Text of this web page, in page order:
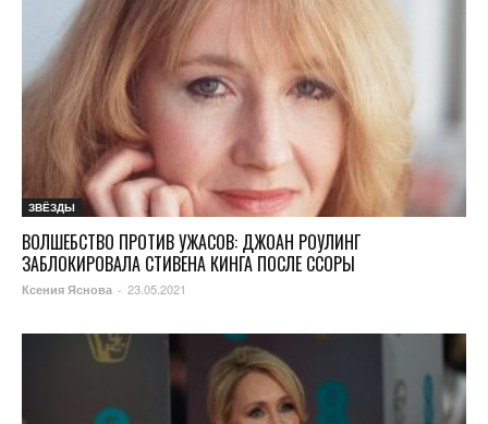
ЗВЁЗДЫ
ВОЛШЕБСТВО ПРОТИВ УЖАСОВ: ДЖОАН РОУЛИНГ
ЗАБЛОКИРОВАЛА СТИВЕНА КИНГА ПОСЛЕ ССОРЫ
Ксения Яснова - 23.05.2021